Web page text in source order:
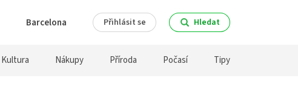
Barcelona Přihlásit se Hledat
Kultura Nákupy Příroda Počasí Tipy